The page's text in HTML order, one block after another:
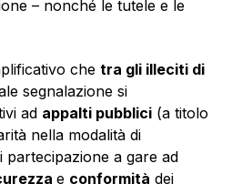
– nonché le tutele e le
che tra gli illeciti di
segnalazione si
ad appalti pubblici (a titolo
nella modalità di
partecipazione a gare ad
e conformità dei